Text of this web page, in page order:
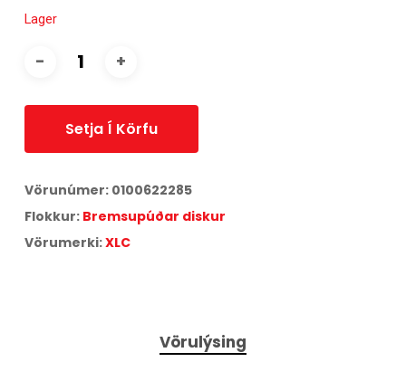
Lager
Setja Í Körfu
Vörunúmer: 0100622285
Flokkur: Bremsupúðar diskur
Vörumerki:XLC
Vörulýsing